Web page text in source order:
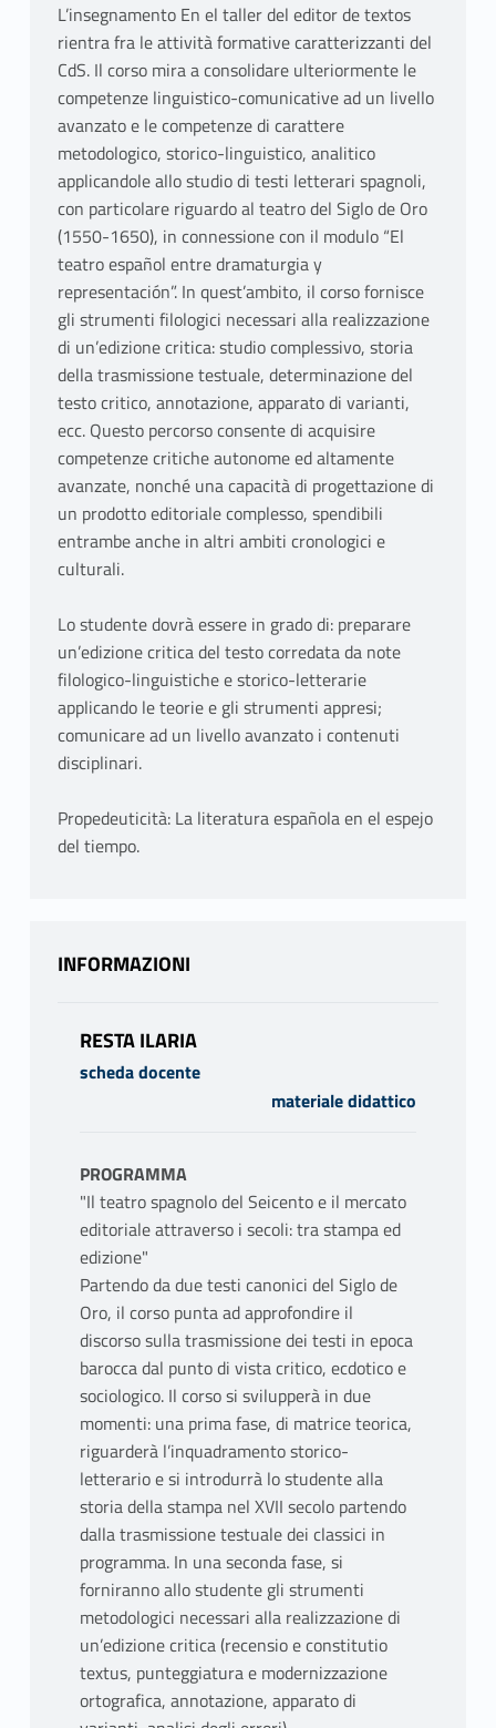
L’insegnamento En el taller del editor de textos
rientra fra le attività formative caratterizzanti del
CdS. Il corso mira a consolidare ulteriormente le
competenze linguistico-comunicative ad un livello
avanzato e le competenze di carattere
metodologico, storico-linguistico, analitico
applicandole allo studio di testi letterari spagnoli,
con particolare riguardo al teatro del Siglo de Oro
(1550-1650), in connessione con il modulo “El
teatro español entre dramaturgia y
representación”. In quest’ambito, il corso fornisce
gli strumenti filologici necessari alla realizzazione
di un’edizione critica: studio complessivo, storia
della trasmissione testuale, determinazione del
testo critico, annotazione, apparato di varianti,
ecc. Questo percorso consente di acquisire
competenze critiche autonome ed altamente
avanzate, nonché una capacità di progettazione di
un prodotto editoriale complesso, spendibili
entrambe anche in altri ambiti cronologici e
culturali.
Lo studente dovrà essere in grado di: preparare
un’edizione critica del testo corredata da note
filologico-linguistiche e storico-letterarie
applicando le teorie e gli strumenti appresi;
comunicare ad un livello avanzato i contenuti
disciplinari.
Propedeuticità: La literatura española en el espejo
del tiempo.
INFORMAZIONI
RESTA ILARIA
scheda docente
materiale didattico
PROGRAMMA
"Il teatro spagnolo del Seicento e il mercato
editoriale attraverso i secoli: tra stampa ed
edizione"
Partendo da due testi canonici del Siglo de
Oro, il corso punta ad approfondire il
discorso sulla trasmissione dei testi in epoca
barocca dal punto di vista critico, ecdotico e
sociologico. Il corso si svilupperà in due
momenti: una prima fase, di matrice teorica,
riguarderà l’inquadramento storico-
letterario e si introdurrà lo studente alla
storia della stampa nel XVII secolo partendo
dalla trasmissione testuale dei classici in
programma. In una seconda fase, si
forniranno allo studente gli strumenti
metodologici necessari alla realizzazione di
un’edizione critica (recensio e constitutio
textus, punteggiatura e modernizzazione
ortografica, annotazione, apparato di